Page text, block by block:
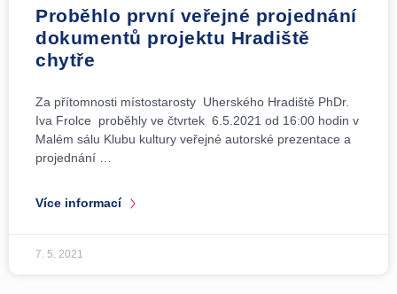
Proběhlo první veřejné projednání
dokumentů projektu Hradiště
chytře
Za přítomnosti místostarosty Uherského Hradiště PhDr.
Iva Frolce proběhly ve čtvrtek 6.5.2021 od 16:00 hodin v
Malém sálu Klubu kultury veřejné autorské prezentace a
projednání …
Více informací
7. 5. 2021